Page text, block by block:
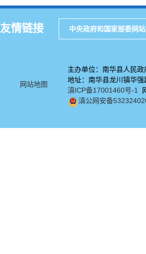
友情链接 中央政府和国家部委网站
网站地图
主办单位：南华县人民
地址：南华县龙川镇
滇ICP备17001460号-1
滇公网安备